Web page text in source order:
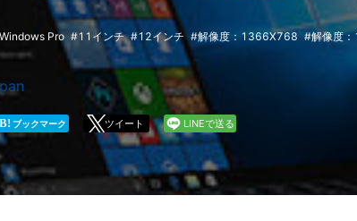
Windows Pro 11インチ 12インチ 解像度：1366X768 解像度
B! ブックマーク ツイート LINEで送る